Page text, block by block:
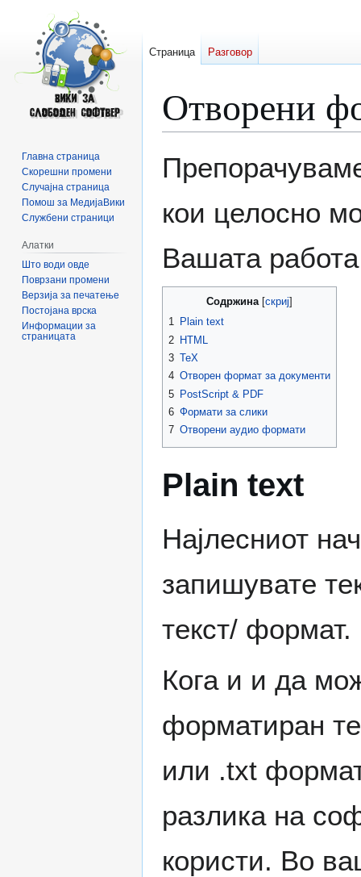
Отворени
кои целосно
Вашата
Содржина
1 Plain text
2 HTML
3 TeX
4 Отворен формат за документи
5 PostScript & PDF
6 Формати за слики
7 Отворени аудио формати
Plain text
Најлесниот
запишувате
текст/ формат.
Кога и и да
форматиран
или .txt
разлика на
користи. Во
Страница Разговор
Главна страница
Скорешни промени
Случајна страница
Помош за МедијаВики
Службени страници
Алатки
Што води овде
Поврзани промени
Верзија за печатење
Постојана врска
Информации за
страницата